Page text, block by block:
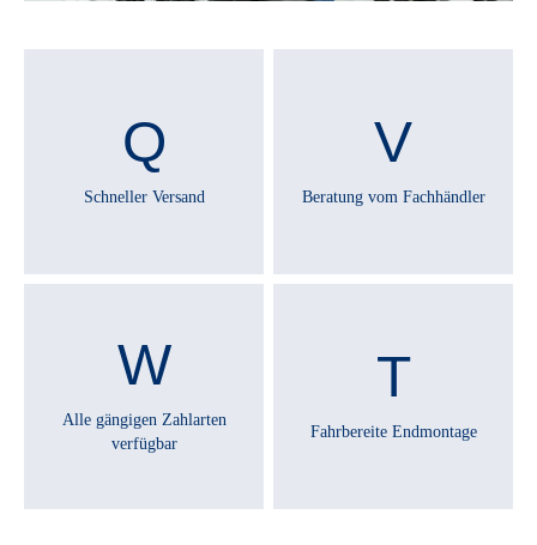
RÜCKLICHT :
MonkeyLink Twinlight
Selle Royal SRX
SATTELSTÜTZE :
Rumble Escalator 34,9 mm
SCHALTHEBEL :
Schneller Versand Beratung vom Fachhändler
Alle gängigen Zahlarten
verfügbar
Fahrbereite Endmontage